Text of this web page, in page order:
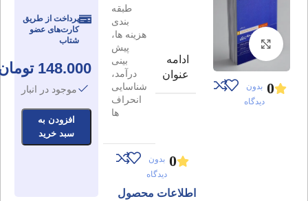
برای بزرگنمایی کلیک کنید
0 بدون
دیدگاه
ادامه
عنوان
طبقه
بندی
هزینه ها،
پیش
بینی
درآمد،
شناسایی
انحراف
ها
0 بدون
دیدگاه
اطلاعات محصول
پرداخت از طریق
کارت‌های عضو
شتاب
148.000
موجود در انبار
افزودن به
سبد خرید